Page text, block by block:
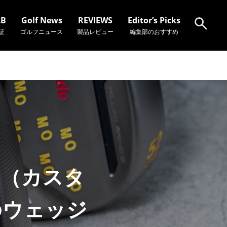
Golf News
ゴルフニュース
REVIEWS
製品レビュー
Editor’s Picks
編集部のおすすめ
カスタ
ェッジ